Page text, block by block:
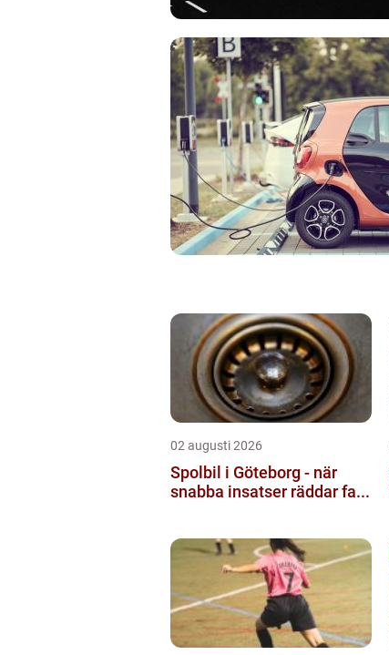
02 augusti 2026
Spolbil i Göteborg - när
snabba insatser räddar fa...